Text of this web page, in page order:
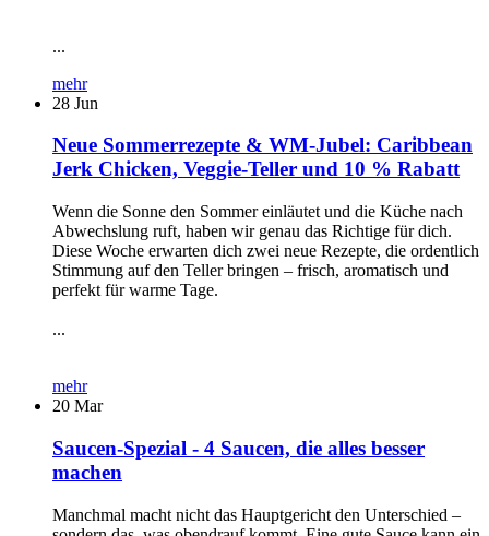
...
mehr
28 Jun
Neue Sommerrezepte & WM-Jubel: Caribbean
Jerk Chicken, Veggie-Teller und 10 % Rabatt
Wenn die Sonne den Sommer einläutet und die Küche nach
Abwechslung ruft, haben wir genau das Richtige für dich.
Diese Woche erwarten dich zwei neue Rezepte, die ordentlich
Stimmung auf den Teller bringen – frisch, aromatisch und
perfekt für warme Tage.
...
mehr
20 Mar
Saucen-Spezial - 4 Saucen, die alles besser
machen
Manchmal macht nicht das Hauptgericht den Unterschied –